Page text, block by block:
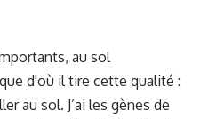
au sol
d'où il tire cette qualité :
au sol. J’ai les gènes de